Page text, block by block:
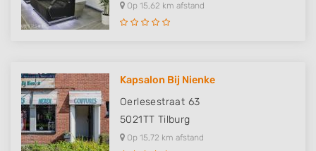
Op 15,62 km afstand
Kapsalon Bij Nienke
Oerlesestraat 63
5021TT Tilburg
Op 15,72 km afstand
Use limited data to select advertising
Use profiles to select personalised
advertising
Create profiles to personalise content
Use profiles to select personalised content